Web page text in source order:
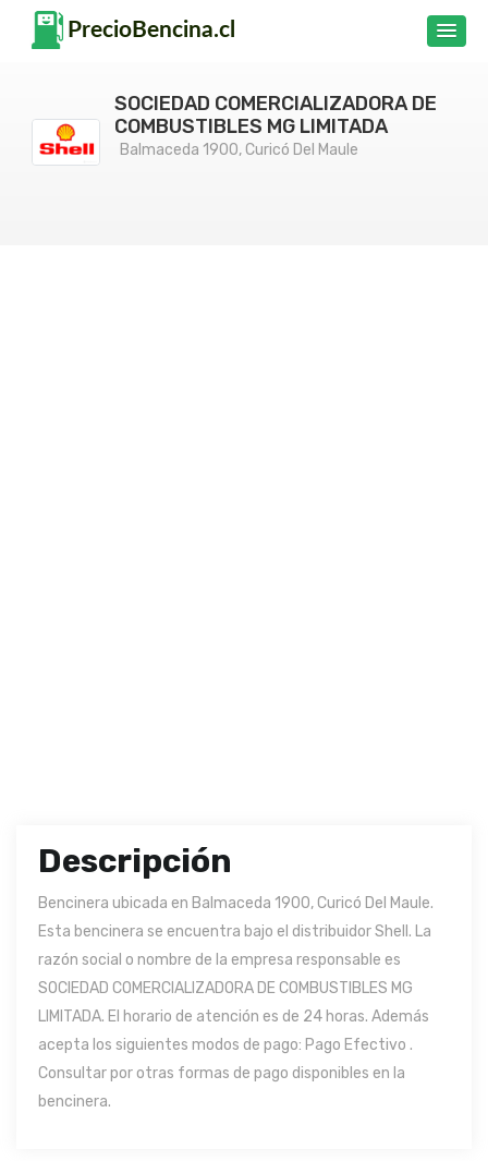
SOCIEDAD COMERCIALIZADORA DE
COMBUSTIBLES MG LIMITADA
Balmaceda 1900, Curicó Del Maule
Descripción
Bencinera ubicada en Balmaceda 1900, Curicó Del Maule.
Esta bencinera se encuentra bajo el distribuidor Shell. La
razón social o nombre de la empresa responsable es
SOCIEDAD COMERCIALIZADORA DE COMBUSTIBLES MG
LIMITADA. El horario de atención es de 24 horas. Además
acepta los siguientes modos de pago: Pago Efectivo .
Consultar por otras formas de pago disponibles en la
bencinera.